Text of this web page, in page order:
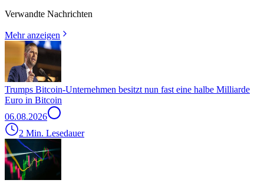
Verwandte Nachrichten
Mehr anzeigen
Trumps Bitcoin-Unternehmen besitzt nun fast eine halbe Milliarde
Euro in Bitcoin
06.08.2026
2 Min. Lesedauer